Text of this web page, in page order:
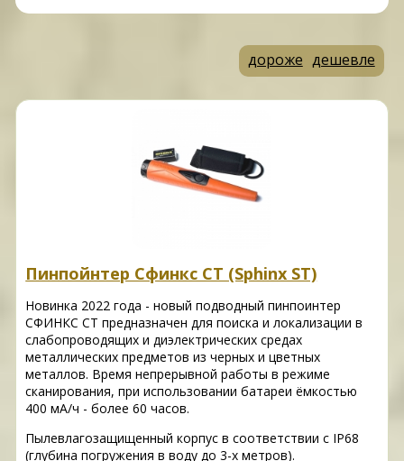
дороже дешевле
Пинпойнтер Сфинкс СТ (Sphinx ST)
Новинка 2022 года - новый подводный пинпоинтер
СФИНКС СТ предназначен для поиска и локализации в
слабопроводящих и диэлектрических средах
металлических предметов из черных и цветных
металлов. Время непрерывной работы в режиме
сканирования, при использовании батареи ёмкостью
400 мА/ч - более 60 часов.
Пылевлагозащищенный корпус в соответствии с IP68
(глубина погружения в воду до 3-х метров).